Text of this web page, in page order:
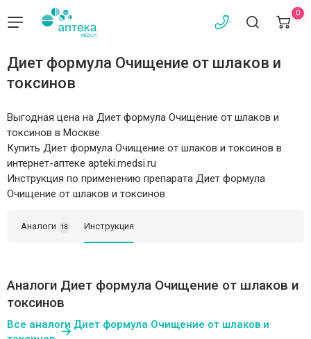
0
Диет формула Очищение от шлаков и
токсинов
Выгодная цена на Диет формула Очищение от шлаков и
токсинов в Москве
Купить Диет формула Очищение от шлаков и токсинов в
интернет-аптеке apteki.medsi.ru
Инструкция по применению препарата Диет формула
Очищение от шлаков и токсинов
Аналоги 18 Инструкция
Аналоги Диет формула Очищение от шлаков и
токсинов
Все аналоги Диет формула Очищение от шлаков и